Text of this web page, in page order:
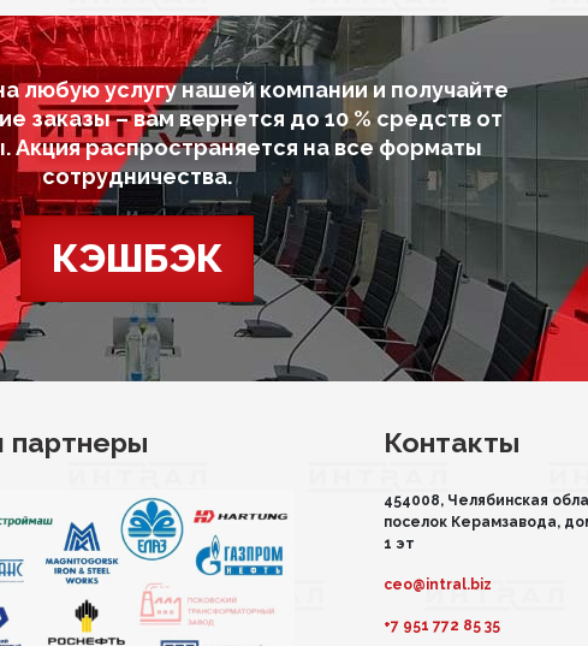
любую услугу нашей компании и получайте
заказы – вам вернется до 10 % средств от
Акция распространяется на все форматы
сотрудничества.
КЭШБЭК
партнеры Контакты
454008, Челябинская
поселок Керамзавода,
1 эт
ceo@intral.biz
+7 951 772 85 35